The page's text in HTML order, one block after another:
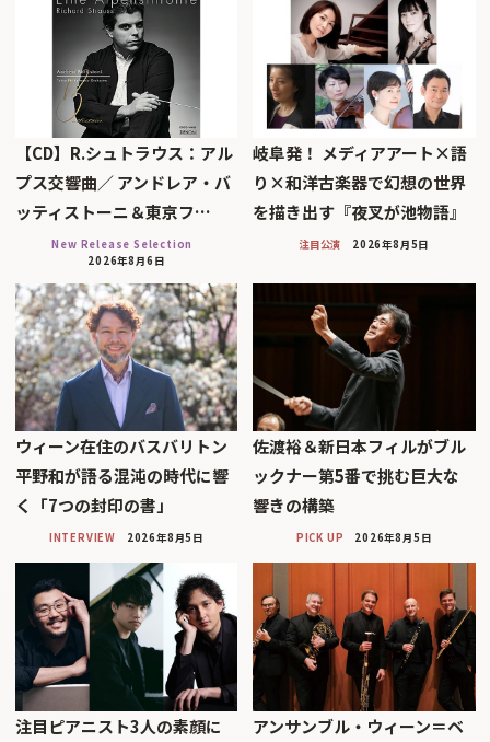
【CD】R.シュトラウス：アル
プス交響曲／ アンドレア・バ
ッティストーニ＆東京フ…
New Release Selection
2026年8月6日
岐阜発！ メディアアート×語
り×和洋古楽器で幻想の世界
を描き出す『夜叉が池物語』
注目公演 2026年8月5日
ウィーン在住のバスバリトン
平野和が語る混沌の時代に響
く「7つの封印の書」
INTERVIEW 2026年8月5日
佐渡裕＆新日本フィルがブル
ックナー第5番で挑む巨大な
響きの構築
PICK UP 2026年8月5日
注目ピアニスト3人の素顔に
アンサンブル・ウィーン＝ベ